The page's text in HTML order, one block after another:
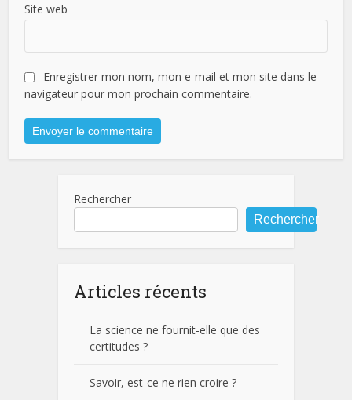
Site web
Enregistrer mon nom, mon e-mail et mon site dans le
navigateur pour mon prochain commentaire.
Rechercher
Rechercher
Articles récents
La science ne fournit-elle que des
certitudes ?
Savoir, est-ce ne rien croire ?